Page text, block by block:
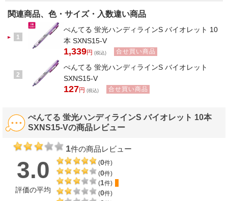
関連商品、色・サイズ・入数違い商品
1
ぺんてる 蛍光ハンディラインS バイオレット 10
本 SXNS15-V
1,339円 (税込) 合せ買い商品
2
ぺんてる 蛍光ハンディラインS バイオレット
SXNS15-V
127円 (税込) 合せ買い商品
ぺんてる 蛍光ハンディラインS バイオレット 10本
SXNS15-Vの商品レビュー
1件の商品レビュー
3.0
評価の平均
(0件)
(0件)
(1件)
(0件)